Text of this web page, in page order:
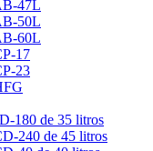
47L
50L
60L
17
23
180 de 35 litros
240 de 45 litros